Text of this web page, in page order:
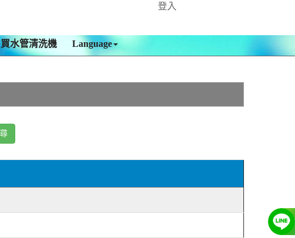
登入
買水管清洗機 Language